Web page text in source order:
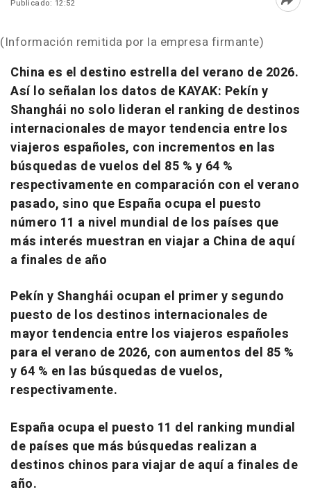
Publicado: 12:52
(Información remitida por la empresa firmante)
China es el destino estrella del verano de 2026.
Así lo señalan los datos de KAYAK: Pekín y
Shanghái no solo lideran el ranking de destinos
internacionales de mayor tendencia entre los
viajeros españoles, con incrementos en las
búsquedas de vuelos del 85 % y 64 %
respectivamente en comparación con el verano
pasado, sino que España ocupa el puesto
número 11 a nivel mundial de los países que
más interés muestran en viajar a China de aquí
a finales de año
Pekín y Shanghái ocupan el primer y segundo
puesto de los destinos internacionales de
mayor tendencia entre los viajeros españoles
para el verano de 2026, con aumentos del 85 %
y 64 % en las búsquedas de vuelos,
respectivamente.
España ocupa el puesto 11 del ranking mundial
de países que más búsquedas realizan a
destinos chinos para viajar de aquí a finales de
año.